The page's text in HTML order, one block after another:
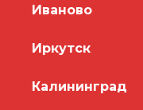
Иваново
Иркутск
Калининград